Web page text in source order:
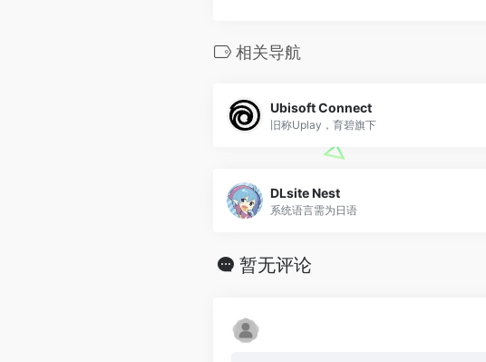
相关导航
Ubisoft Connect
旧称Uplay，育碧旗下
DLsite Nest
系统语言需为日语
暂无评论